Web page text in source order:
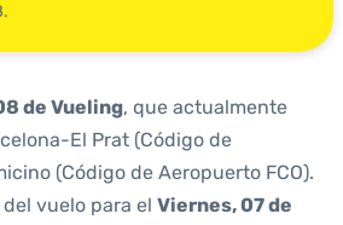
de Vueling, que actualmente
El Prat (Código de
(Código de Aeropuerto FCO).
vuelo para el Viernes, 07 de